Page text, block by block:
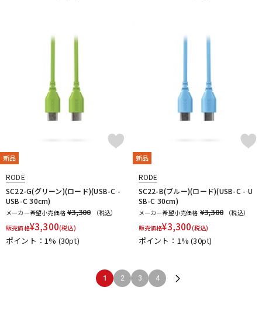
新品
RODE
SC22-G(グリーン)(ロード)(USB-C -
USB-C 30cm)
メーカー希望小売価格 ¥3,300
（税込）
販売価格¥3,300(税込)
ポイント：1% (30pt)
新品
RODE
SC22-B(ブルー)(ロード)(USB-C - U
SB-C 30cm)
メーカー希望小売価格 ¥3,300
（税込）
販売価格¥3,300(税込)
ポイント：1%(30pt)
1 2 3 4